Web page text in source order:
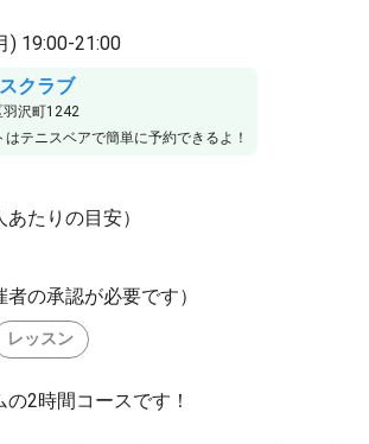
19:00-21:00
クラブ
沢町1242
はテニスベアで簡単に予約できるよ！
たりの目安）
の承認が必要です）
レッスン
2時間コースです！